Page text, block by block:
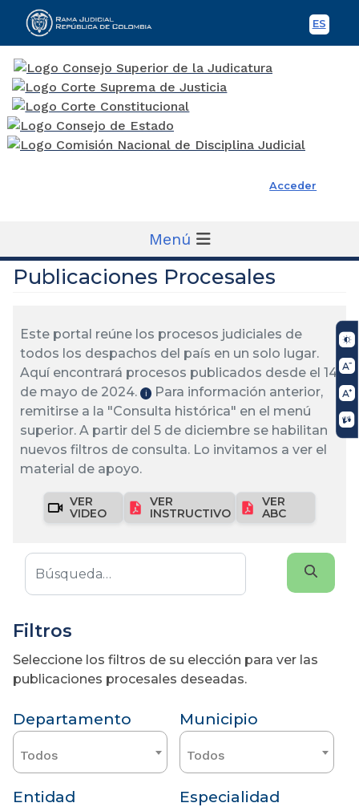
ES
Rama Judicial
Acceder
Menú
Publicaciones Procesales
Este portal reúne los procesos judiciales de
todos los despachos del país en un solo lugar.
Aquí encontrará procesos publicados desde el 14
de mayo de 2024.
ℹ️
Para información anterior,
remitirse a la "Consulta histórica" en el menú
superior. A partir del 5 de diciembre se habilitan
nuevos filtros de consulta. Lo invitamos a ver el
material de apoyo.
VER
VIDEO
VER
INSTRUCTIVO
VER
ABC
Filtros
Seleccione los filtros de su elección para ver las
publicaciones procesales deseadas.
Departamento
Todos
Municipio
Todos
Entidad Especialidad